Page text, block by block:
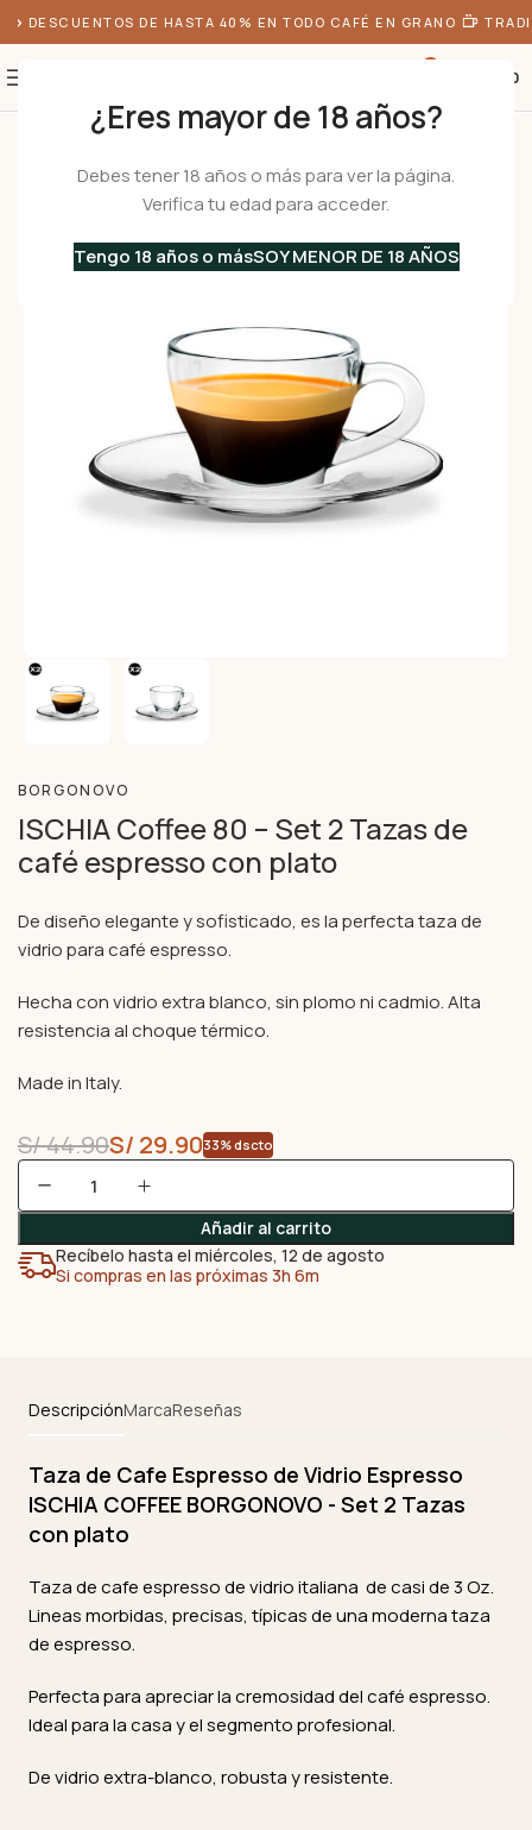
¿Eres mayor de 18 años?
Debes tener 18 años o más para ver la página.
Verifica tu edad para acceder.
Tengo 18 años o másSOY MENOR DE 18 AÑOS
DESCUENTOS DE HASTA 40% EN TODO CAFÉ EN GRANO
0.00
De Café
BORGONOVO
ISCHIA Coffee 80 – Set 2 Tazas de
café espresso con plato
De diseño elegante y sofisticado, es la perfecta taza de
vidrio para café espresso.
Hecha con vidrio extra blanco, sin plomo ni cadmio. Alta
resistencia al choque térmico.
Made in Italy.
S/44.90S/ 29.9033% dscto
Añadir al carrito
Recíbelo hasta el miércoles, 12 de agosto
Si compras en las próximas 3h 6m
DescripciónMarcaReseñas
Taza de Cafe Espresso de Vidrio Espresso
ISCHIA COFFEE BORGONOVO - Set 2 Tazas
con plato
Taza de cafe espresso de vidrio italiana de casi de 3 Oz.
Lineas morbidas, precisas, típicas de una moderna taza
de espresso.
Perfecta para apreciar la cremosidad del café espresso.
Ideal para la casa y el segmento profesional.
De vidrio extra-blanco, robusta y resistente.